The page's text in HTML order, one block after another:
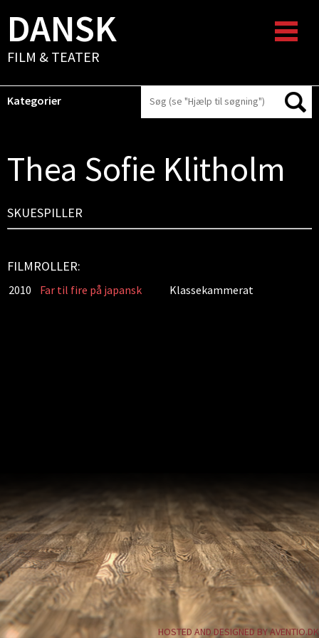
DANSK
FILM & TEATER
Kategorier
Thea Sofie Klitholm
SKUESPILLER
FILMROLLER:
2010 Far til fire på japansk Klassekammerat
HOSTED AND DESIGNED BY AVENTIO.DK